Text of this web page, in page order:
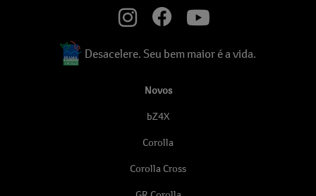
Desacelere. Seu bem maior é a vida.
Novos
bZ4X
Corolla
Corolla Cross